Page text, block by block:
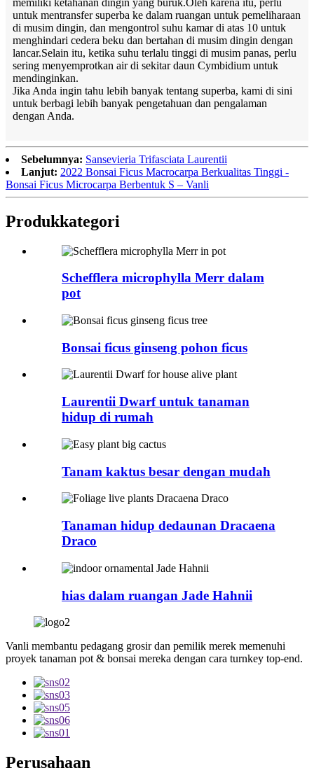
untuk mentransfer superba ke dalam ruangan untuk pemeliharaan
di musim dingin, dan mengontrol suhu kamar di atas 10 untuk
menghindari cedera beku dan bertahan di musim dingin dengan
lancar.Selain itu, ketika suhu terlalu tinggi di musim panas, perlu
sering menyemprotkan air di sekitar daun Cymbidium untuk
mendinginkan.
Jika Anda ingin tahu lebih banyak tentang superba, kami di sini
untuk berbagi lebih banyak pengetahuan dan pengalaman
dengan Anda.
Sebelumnya: Sansevieria Trifasciata Laurentii
Lanjut: 2022 Bonsai Ficus Macrocarpa Berkualitas Tinggi -
Bonsai Ficus Microcarpa Berbentuk S – Vanli
Produkkategori
Schefflera microphylla Merr dalam
pot
Bonsai ficus ginseng pohon ficus
Laurentii Dwarf untuk tanaman
hidup di rumah
Tanam kaktus besar dengan mudah
Tanaman hidup dedaunan Dracaena
Draco
hias dalam ruangan Jade Hahnii
Vanli membantu pedagang grosir dan pemilik merek memenuhi
proyek tanaman pot & bonsai mereka dengan cara turnkey top-end.
Perusahaan